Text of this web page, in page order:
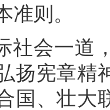
准则。
社会一道
扬宪章精
国、壮大